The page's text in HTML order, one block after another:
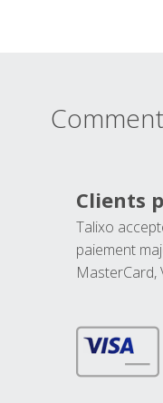
Clients
Talixo
paiement
MasterCard,